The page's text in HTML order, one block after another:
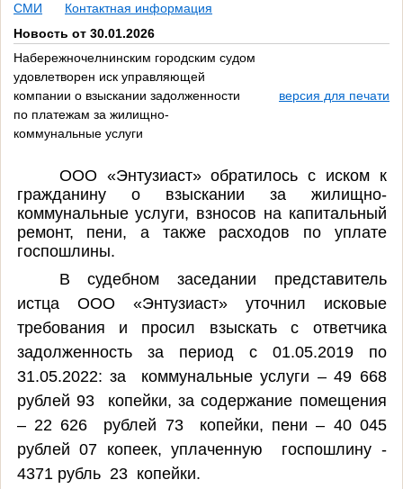
СМИ
Контактная информация
Новость от 30.01.2026
Набережночелнинским городским судом
удовлетворен иск управляющей
компании о взыскании задолженности
по платежам за жилищно-
коммунальные услуги
версия для печати
ООО «Энтузиаст» обратилось с иском к
гражданину о взыскании за жилищно-
коммунальные услуги, взносов на капитальный
ремонт, пени, а также расходов по уплате
госпошлины.
В судебном заседании представитель
истца ООО «Энтузиаст» уточнил исковые
требования и просил взыскать с ответчика
задолженность за период с 01.05.2019 по
31.05.2022: за коммунальные услуги – 49 668
рублей 93 копейки, за содержание помещения
– 22 626 рублей 73 копейки, пени – 40 045
рублей 07 копеек, уплаченную госпошлину -
4371 рубль 23 копейки.